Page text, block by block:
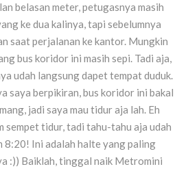
belasan meter, petugasnya masih
ke dua kalinya, tapi sebelumnya
saat perjalanan ke kantor. Mungkin
bus koridor ini masih sepi. Tadi aja,
udah langsung dapet tempat duduk.
saya berpikiran, bus koridor ini bakal
jadi saya mau tidur aja lah. Eh
sempet tidur, tadi tahu-tahu aja udah
8:20! Ini adalah halte yang paling
:)) Baiklah, tinggal naik Metromini